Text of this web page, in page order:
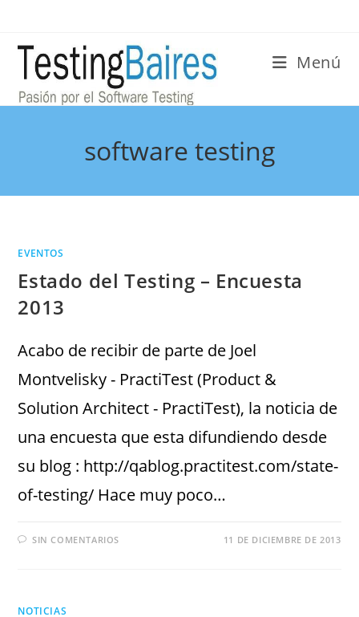
Menú
software testing
EVENTOS
Estado del Testing – Encuesta
2013
Acabo de recibir de parte de Joel
Montvelisky - PractiTest (Product &
Solution Architect - PractiTest), la noticia de
una encuesta que esta difundiendo desde
su blog : http://qablog.practitest.com/state-
of-testing/ Hace muy poco…
SIN COMENTARIOS 11 DE DICIEMBRE DE 2013
NOTICIAS